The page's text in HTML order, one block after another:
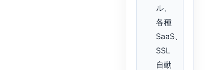
ル、
各種
SaaS、
SSL
自動